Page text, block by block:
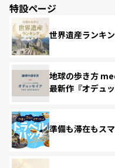
特設ページ
世界遺産ランキ
地球の歩き方
最新作『オデュッ
準備も滞在もス